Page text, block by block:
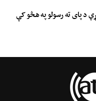
د پای ته رسولو په هڅو کې